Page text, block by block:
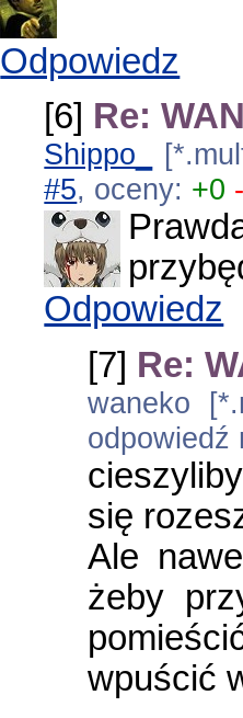
Odpowiedz
[6] Re:
Shippo_
#5, oceny: +0
Odpowiedz
[7] Re:
waneko
się
Ale
żeby
wpuścić